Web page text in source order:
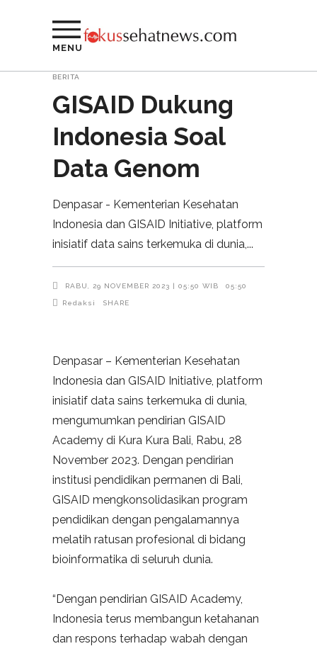
MENU
BERITA
GISAID Dukung
Indonesia Soal
Data Genom
Denpasar - Kementerian Kesehatan
Indonesia dan GISAID Initiative, platform
inisiatif data sains terkemuka di dunia,
RABU, 29 NOVEMBER 2023 | 05:50 WIB 05:50
Redaksi SHARE
Denpasar – Kementerian Kesehatan
Indonesia dan GISAID Initiative, platform
inisiatif data sains terkemuka di dunia,
mengumumkan pendirian GISAID
Academy di Kura Kura Bali, Rabu, 28
November 2023. Dengan pendirian
institusi pendidikan permanen di Bali,
GISAID mengkonsolidasikan program
pendidikan dengan pengalamannya
melatih ratusan profesional di bidang
bioinformatika di seluruh dunia.
“Dengan pendirian GISAID Academy,
Indonesia terus membangun ketahanan
dan respons terhadap wabah dengan